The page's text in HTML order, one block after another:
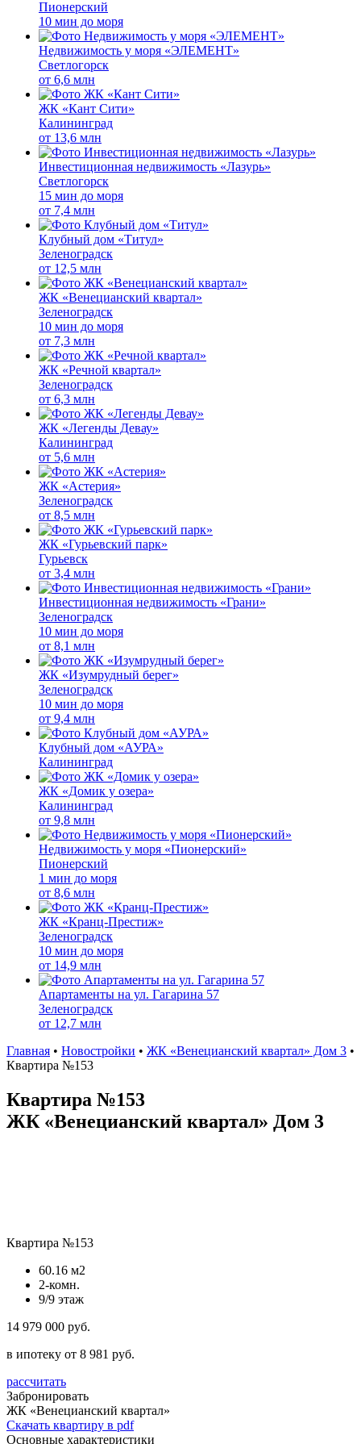
Пионерский
10 мин до моря
Недвижимость у моря «ЭЛЕМЕНТ»
Светлогорск
от 6,6 млн
ЖК «Кант Сити»
Калининград
от 13,6 млн
Инвестиционная недвижимость «Лазурь»
Светлогорск
15 мин до моря
от 7,4 млн
Клубный дом «Титул»
Зеленоградск
от 12,5 млн
ЖК «Венецианский квартал»
Зеленоградск
10 мин до моря
от 7,3 млн
ЖК «Речной квартал»
Зеленоградск
от 6,3 млн
ЖК «Легенды Девау»
Калининград
от 5,6 млн
ЖК «Астерия»
Зеленоградск
от 8,5 млн
ЖК «Гурьевский парк»
Гурьевск
от 3,4 млн
Инвестиционная недвижимость «Грани»
Зеленоградск
10 мин до моря
от 8,1 млн
ЖК «Изумрудный берег»
Зеленоградск
10 мин до моря
от 9,4 млн
Клубный дом «АУРА»
Калининград
ЖК «Домик у озера»
Калининград
от 9,8 млн
Недвижимость у моря «Пионерский»
Пионерский
1 мин до моря
от 8,6 млн
ЖК «Кранц-Престиж»
Зеленоградск
10 мин до моря
от 14,9 млн
Апартаменты на ул. Гагарина 57
Зеленоградск
от 12,7 млн
Главная • Новостройки • ЖК «Венецианский квартал» Дом 3 •
Квартира №153
Квартира №153
ЖК «Венецианский квартал» Дом 3
Квартира №153
60.16 м2
2-комн.
9/9 этаж
14 979 000 руб.
в ипотеку от 8 981 руб.
рассчитать
Забронировать
ЖК «Венецианский квартал»
Скачать квартиру в pdf
Основные характеристики